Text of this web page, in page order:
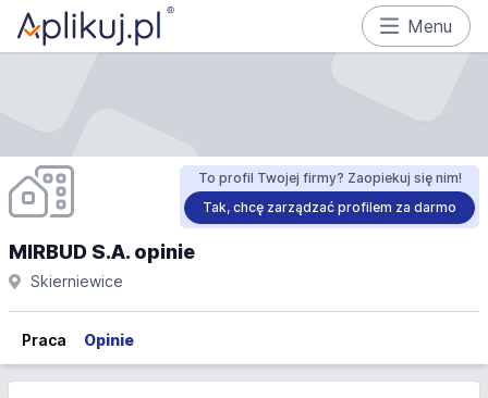
Menu
To profil Twojej firmy? Zaopiekuj się nim!
Tak, chcę zarządzać profilem za darmo
MIRBUD S.A. opinie
Skierniewice
Praca Opinie